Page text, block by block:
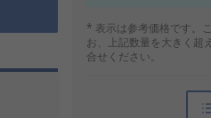
* 表示は参考価格です。
お、上記数量を大きく超
合せください。